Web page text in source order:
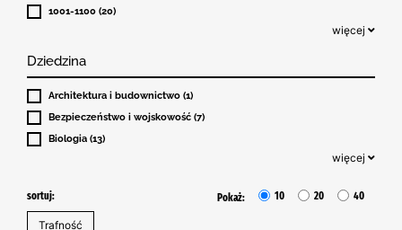
1001-1100 (20)
więcej
Dziedzina
Architektura i budownictwo (1)
Bezpieczeństwo i wojskowość (7)
Biologia (13)
więcej
sortuj: Pokaż: 10 20 40